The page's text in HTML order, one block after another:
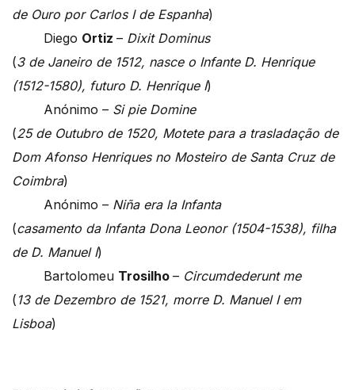
de Ouro por Carlos I de Espanha)
Diego Ortiz – Dixit Dominus
(3 de Janeiro de 1512, nasce o Infante D. Henrique
(1512-1580), futuro D. Henrique I)
Anónimo – Si pie Domine
(25 de Outubro de 1520, Motete para a trasladação de
Dom Afonso Henriques no Mosteiro de Santa Cruz de
Coimbra)
Anónimo – Niña era la Infanta
(casamento da Infanta Dona Leonor (1504-1538), filha
de D. Manuel I)
Bartolomeu Trosilho – Circumdederunt me
( 13 de Dezembro de 1521, morre D. Manuel I em
Lisboa)